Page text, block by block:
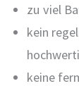
zu viel
kein
keine